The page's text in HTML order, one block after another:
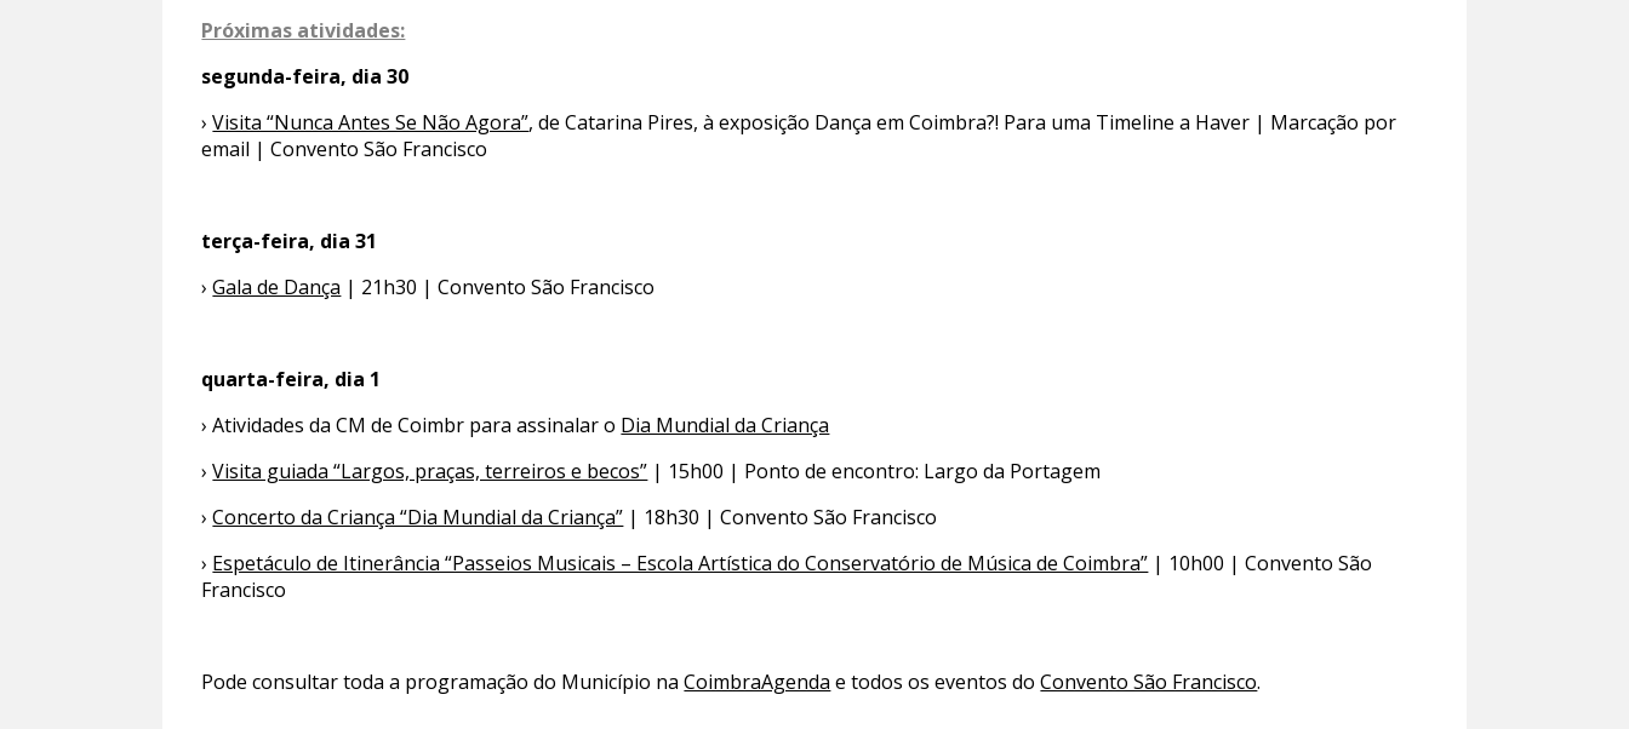
Próximas atividades:
segunda-feira, dia 30
›Visita “Nunca Antes Se Não Agora”, de Catarina Pires, à exposição Dança em Coimbra?! Para uma Timeline a Haver | Marcação por
email | Convento São Francisco
terça-feira, dia 31
›Gala de Dança | 21h30 | Convento São Francisco
quarta-feira, dia 1
› Atividades da CM de Coimbr para assinalar o Dia Mundial da Criança
›Visita guiada “Largos, praças, terreiros e becos” | 15h00 | Ponto de encontro: Largo da Portagem
›Concerto da Criança “Dia Mundial da Criança” | 18h30 | Convento São Francisco
› Espetáculo de Itinerância “Passeios Musicais – Escola Artística do Conservatório de Música de Coimbra” | 10h00 | Convento São
Francisco
Pode consultar toda a programação do Município naCoimbraAgenda e todos os eventos doConvento São Francisco.